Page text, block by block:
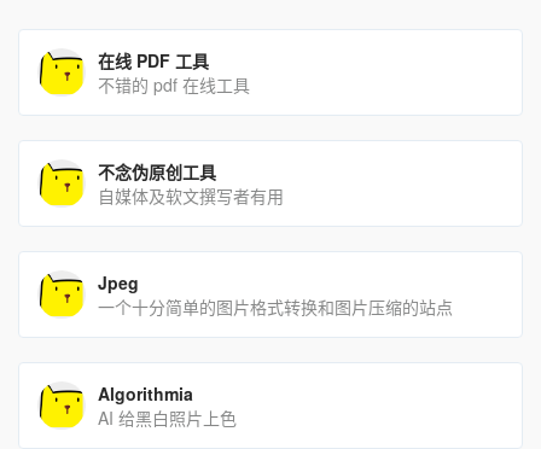
在线 PDF 工具
不错的 pdf 在线工具
不念伪原创工具
自媒体及软文撰写者有用
Jpeg
一个十分简单的图片格式转换和图片压缩的站点
Algorithmia
AI 给黑白照片上色